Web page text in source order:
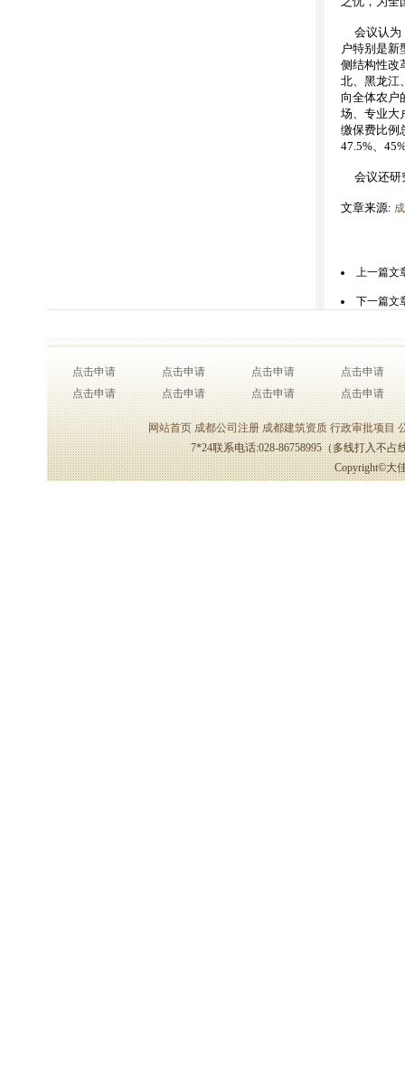
会议认为
户特别是新
侧结构性改
北、黑龙江
向全体农户
场、专业大
缴保费比例
47.5%、
会议还研
文章来源:
上一篇文
下一篇文
点击申请 点击申请 点击申请
点击申请
点击申请
点击申请 点击申请 点击申请
网站首页 成都公司注册 成都建筑资质 行政审批项目
7*24联系电话:028-86758995（多线打入不
Copyright©大